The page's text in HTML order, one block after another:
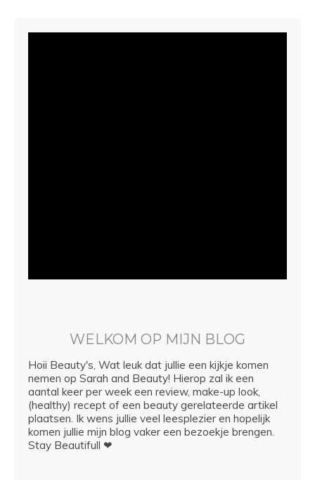
WELKOM OP MIJN BLOG
Hoii Beauty's, Wat leuk dat jullie een kijkje komen
nemen op Sarah and Beauty! Hierop zal ik een
aantal keer per week een review, make-up look,
(healthy) recept of een beauty gerelateerde artikel
plaatsen. Ik wens jullie veel leesplezier en hopelijk
komen jullie mijn blog vaker een bezoekje brengen.
Stay Beautifull ❤